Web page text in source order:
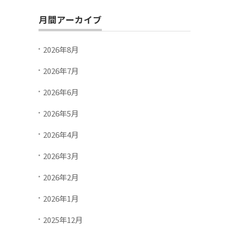
月間アーカイブ
2026年8月
2026年7月
2026年6月
2026年5月
2026年4月
2026年3月
2026年2月
2026年1月
2025年12月